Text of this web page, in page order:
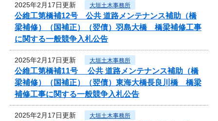
2025年2月17日更新 大垣土木事務所
公維工第橋補12号 公共 道路メンテナンス補助（橋
梁補修）（国補正）（翌債）羽島大橋 橋梁補修工事
に関する一般競争入札公告
2025年2月17日更新 大垣土木事務所
公維工第橋補11号 公共 道路メンテナンス補助（橋
梁補修）（国補正）（翌債）東海大橋長良川橋 橋梁
補修工事に関する一般競争入札公告
2025年2月17日更新 大垣土木事務所